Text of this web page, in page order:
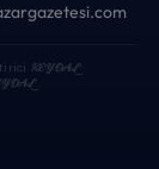
KEYDAL·